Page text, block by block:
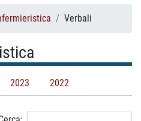
Verbali
2023 2022